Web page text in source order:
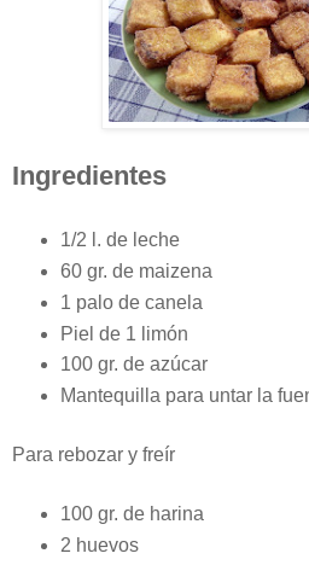
Ingredientes
1/2 l. de leche
60 gr. de maizena
1 palo de canela
Piel de 1 limón
100 gr. de azúcar
Mantequilla para untar la
Para rebozar y freír
100 gr. de harina
2 huevos